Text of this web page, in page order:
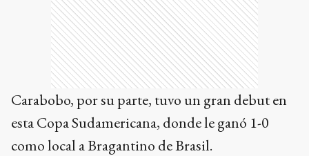
Carabobo, por su parte, tuvo un gran debut en
esta Copa Sudamericana, donde le ganó 1-0
como local a Bragantino de Brasil.